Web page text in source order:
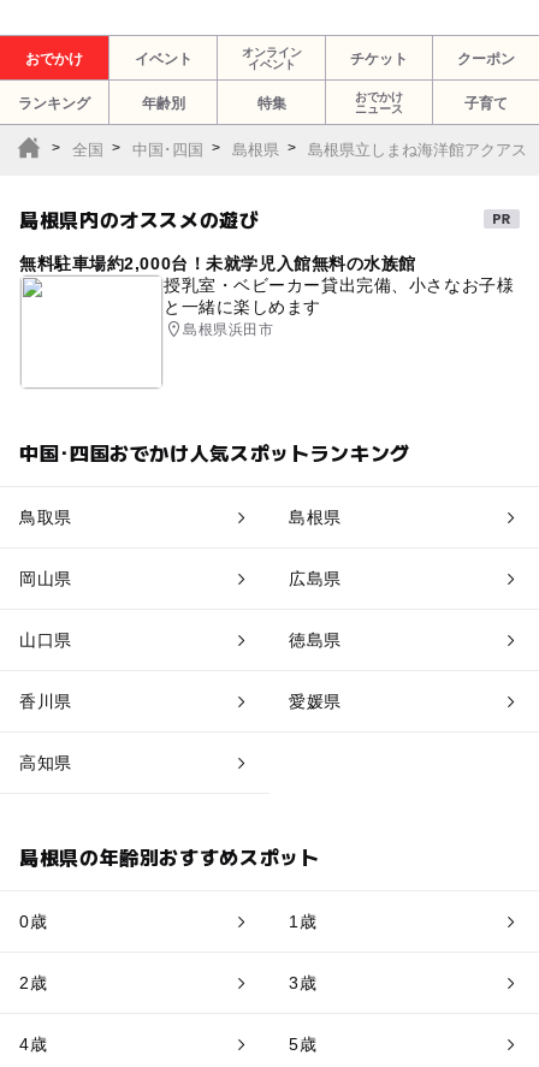
おでかけ イベント
オンライン
イベント
チケット クーポン
ランキング 年齢別 特集
おでかけ
ニュース
子育て
全国 中国･四国 島根県 島根県立しまね海洋館アクアス
島根県内のオススメの遊び
無料駐車場約2,000台！未就学児入館無料の水族館
授乳室・ベビーカー貸出完備、小さなお子様
と一緒に楽しめます
島根県浜田市
中国･四国おでかけ人気スポットランキング
鳥取県 島根県
岡山県 広島県
山口県 徳島県
香川県 愛媛県
高知県
島根県の年齢別おすすめスポット
0歳 1歳
2歳 3歳
4歳 5歳